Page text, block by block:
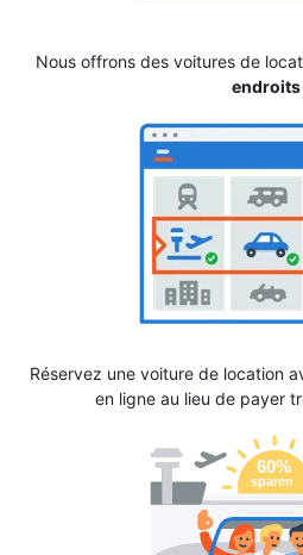
Nous offrons des voitures de
endroits
Réservez une voiture de location
en ligne au lieu de payer